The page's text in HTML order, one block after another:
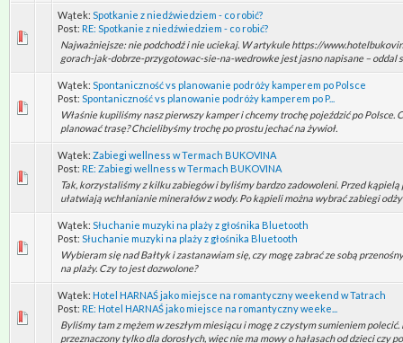
Wątek: Spotkanie z niedźwiedziem - co robić?
Post: RE: Spotkanie z niedźwiedziem - co robić?
Najważniejsze: nie podchodź i nie uciekaj. W artykule https://
gorach-jak-dobrze-przygotowac-sie-na-wedrowke jest jasno napisane – oddal
Wątek: Spontaniczność vs planowanie podróży kamperem po Polsce
Post: Spontaniczność vs planowanie podróży kamperem po P...
Właśnie kupiliśmy nasz pierwszy kamper i chcemy trochę pojeździć po Polsce.
planować trasę? Chcielibyśmy trochę po prostu jechać na żywioł.
Wątek: Zabiegi wellness w Termach BUKOVINA
Post: RE: Zabiegi wellness w Termach BUKOVINA
Tak, korzystaliśmy z kilku zabiegów i byliśmy bardzo zadowoleni. Przed kąpielą
ułatwiają wchłanianie minerałów z wody. Po kąpieli można wybrać zabiegi
Wątek: Słuchanie muzyki na plaży z głośnika Bluetooth
Post: Słuchanie muzyki na plaży z głośnika Bluetooth
Wybieram się nad Bałtyk i zastanawiam się, czy mogę zabrać ze sobą
na plaży. Czy to jest dozwolone?
Wątek: Hotel HARNAŚ jako miejsce na romantyczny weekend w Tatrach
Post: RE: Hotel HARNAŚ jako miejsce na romantyczny weeke...
Byliśmy tam z mężem w zeszłym miesiącu i mogę z czystym sumieniem
przeznaczony tylko dla dorosłych, więc nie ma mowy o hałasach od dzieci czy